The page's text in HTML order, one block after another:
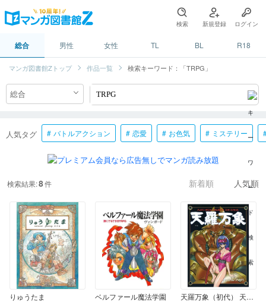
検索 新規登録 ログイン
総合 男性 女性 TL BL R18
マンガ図書館Zトップ 作品一覧 検索キーワード：「TRPG」
人気タグ バトルアクション 恋愛 お色気 ミステリー
検索結果:8件 新着順 人気順
りゅうたま ベルファール魔法学園 天羅万象（初代） 天羅万象 システムブック